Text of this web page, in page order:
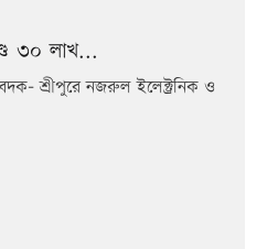
৩০ লাখ...
শ্রীপুরে নজরুল ইলেক্ট্রনিক ও